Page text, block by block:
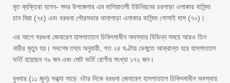
মৃত ব্যক্তিরা হলেন- সদর উপজেলার এম বালিয়াতলী ইউনিয়নের চরপাড়া এলাকার বাসিন্দা
চান মিয়া (৭৫) এবং বরগুনা পৌরসভার থানাপাড়া এলাকার বাসিন্দা গোসাই দাস (৭০)।
এর আগে বরগুনা জেনারেল হাসপাতালে চিকিৎসাধীন অবস্থায় বিভিন্ন সময়ে আরও তিন
নারীর মৃত্যু হয়। সবশেষ তথ্য অনুযায়ী, গত ২৪ ঘণ্টায় ডেঙ্গুতে আক্রান্ত হয়ে হাসপাতালে
ভর্তি হয়েছেন ৭৯ জন এবং মোট ভর্তি রোগীর সংখ্যা ১৭২ জন।
বুধবার (১১ জুন) সন্ধ্যা সাড়ে ৭টার দিকে বরগুনা জেনারেল হাসপাতালে চিকিৎসাধীন অবস্থায়